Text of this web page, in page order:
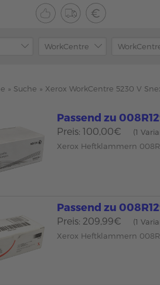
» Suche » Xerox WorkCentre 5230 V
Passend zu
Preis: 100,00€
(1
Xerox Heftklammern
Passend zu
Preis: 209,99€
(1
Xerox Heftklammern